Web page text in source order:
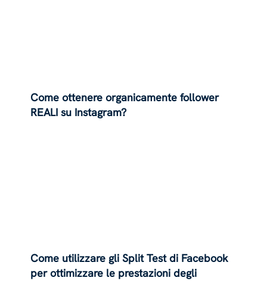
Come ottenere organicamente follower
REALI su Instagram?
Come utilizzare gli Split Test di Facebook
per ottimizzare le prestazioni degli